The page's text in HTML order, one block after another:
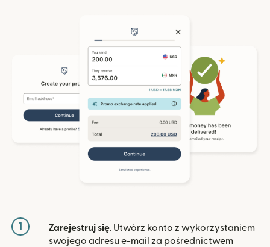
1 Zarejestruj się. Utwórz konto z wykorzystaniem
swojego adresu e-mail za pośrednictwem